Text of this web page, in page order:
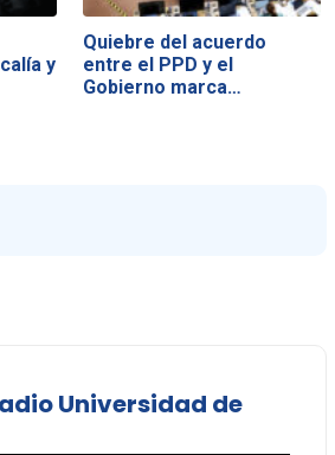
y
Quiebre del acuerdo
entre el PPD y el
Gobierno marca…
Universidad de